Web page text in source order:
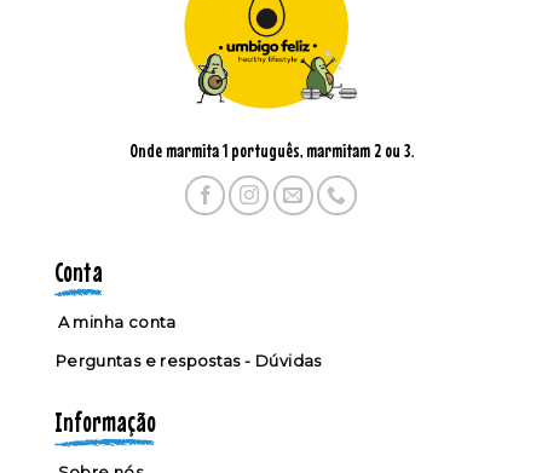
Onde marmita 1 português, marmitam 2 ou 3.
Conta
A minha conta
Perguntas e respostas - Dúvidas
Informação